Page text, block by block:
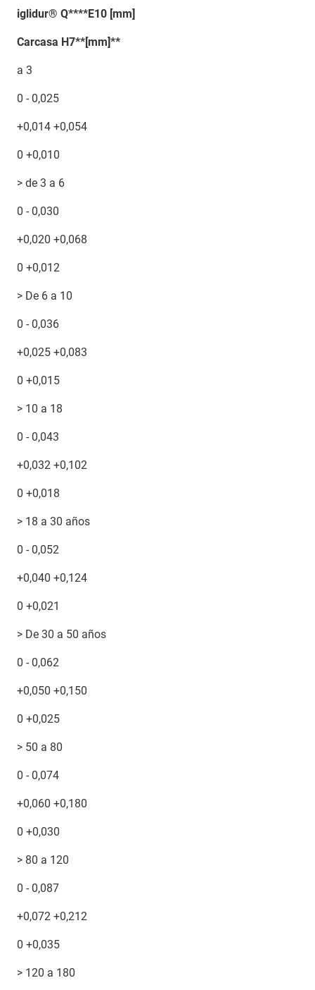
iglidur® Q****E10 [mm]
Carcasa H7**[mm]**
a 3
0 - 0,025
+0,014 +0,054
0 +0,010
> de 3 a 6
0 - 0,030
+0,020 +0,068
0 +0,012
> De 6 a 10
0 - 0,036
+0,025 +0,083
0 +0,015
> 10 a 18
0 - 0,043
+0,032 +0,102
0 +0,018
> 18 a 30 años
0 - 0,052
+0,040 +0,124
0 +0,021
> De 30 a 50 años
0 - 0,062
+0,050 +0,150
0 +0,025
> 50 a 80
0 - 0,074
+0,060 +0,180
0 +0,030
> 80 a 120
0 - 0,087
+0,072 +0,212
0 +0,035
> 120 a 180